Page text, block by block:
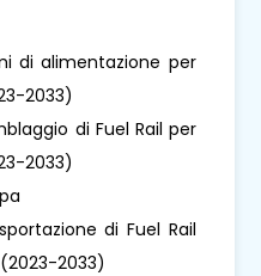
di alimentazione per
2033)
di Fuel Rail per
2033)
di Fuel Rail
2033)